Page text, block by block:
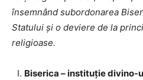
însemnând subordonarea
Statului și o deviere de la
religioase.
Biserica – instituție divino-